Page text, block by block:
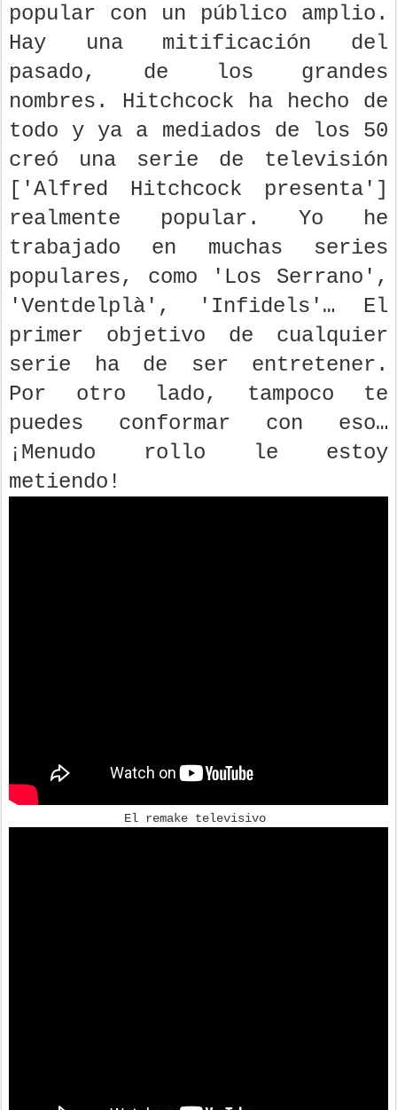
popular con un público amplio.
Hay una mitificación del
pasado, de los grandes
nombres. Hitchcock ha hecho de
todo y ya a mediados de los 50
creó una serie de televisión
['Alfred Hitchcock presenta']
realmente popular. Yo he
trabajado en muchas series
populares, como 'Los Serrano',
'Ventdelplà', 'Infidels'… El
primer objetivo de cualquier
serie ha de ser entretener.
Por otro lado, tampoco te
puedes conformar con eso…
¡Menudo rollo le estoy
metiendo!
El remake televisivo